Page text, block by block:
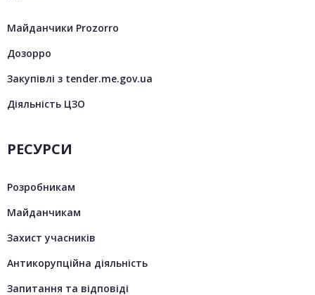
Майданчики Prozorro
Дозорро
Закупівлі з tender.me.gov.ua
Діяльність ЦЗО
РЕСУРСИ
Розробникам
Майданчикам
Захист учасників
Антикорупційна діяльність
Запитання та відповіді